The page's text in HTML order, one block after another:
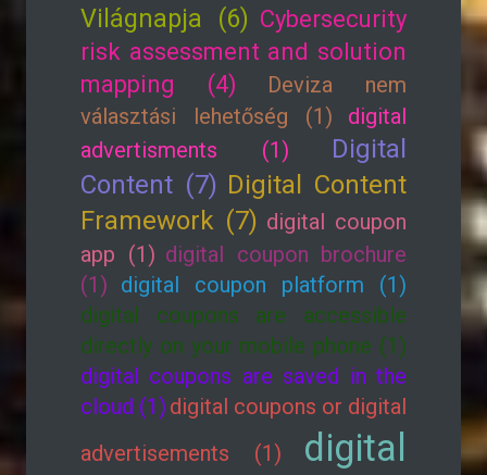
Világnapja (6) Cybersecurity
risk assessment and solution
mapping (4)
Deviza nem
választási lehetőség (1)
digital
advertisments (1)
Digital
Content (7) Digital Content
Framework (7) digital coupon
app (1) digital coupon brochure
(1) digital coupon platform (1)
digital coupons are accessible
directly on your mobile phone (1)
digital coupons are saved in the
cloud (1) digital coupons or digital
advertisements (1)
digital